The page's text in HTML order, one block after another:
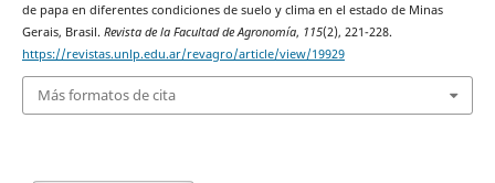
de papa en diferentes condiciones de suelo y clima en el estado de Minas
Gerais, Brasil. Revista de la Facultad de Agronomía, 115(2), 221-228.
https://revistas.unlp.edu.ar/revagro/article/view/19929
Más formatos de cita